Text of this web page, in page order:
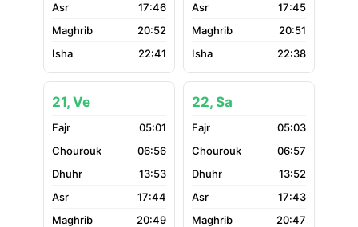
17:46
20:52
22:41
17:45
20:51
22:38
21, Ve
05:01
06:56
13:53
17:44
20:49
22, Sa
05:03
06:57
13:52
17:43
20:47